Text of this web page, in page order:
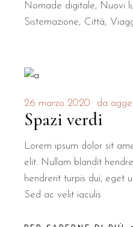
Nomade digitale, Nuovi
Sistemazione Città
26 marzo 2020 da
Spazi verdi
Lorem ipsum dolor sit
elit. Nullam blandit
hendrerit turpis dui, eget
Sed ac velit iaculis